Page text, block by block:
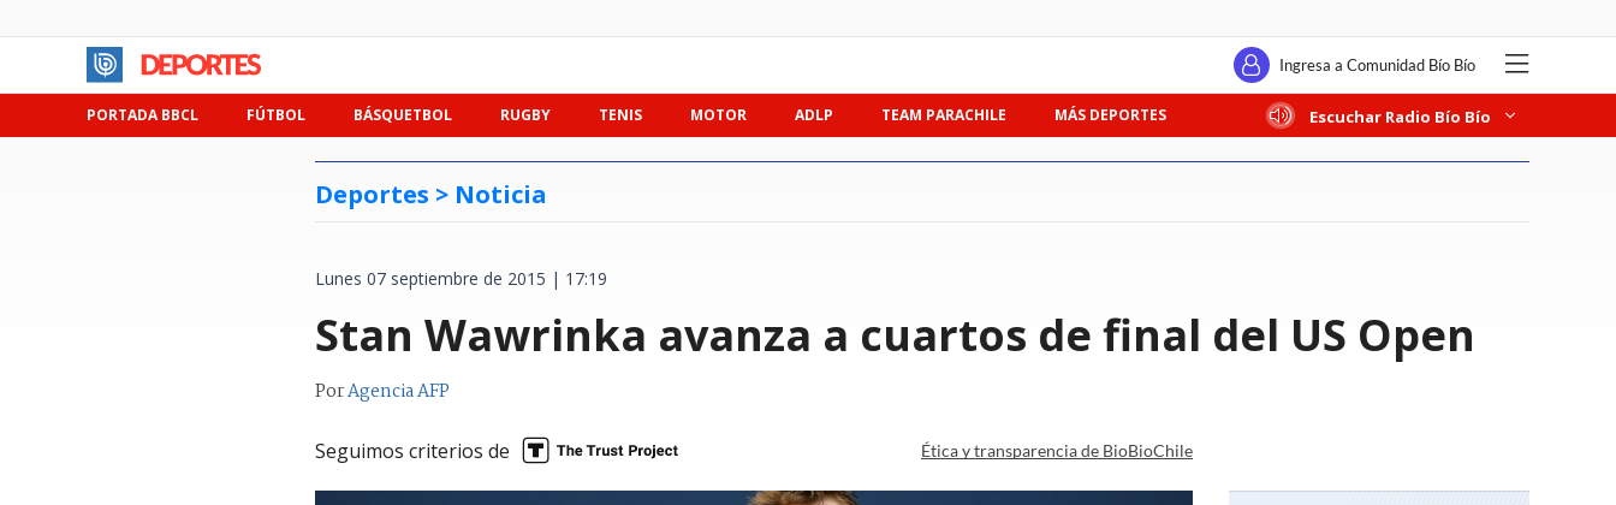
Ingresa a Comunidad Bío Bío
PORTADA BBCL FÚTBOL BÁSQUETBOL RUGBY TENIS MOTOR ADLP TEAM PARACHILE MÁS DEPORTES Escuchar Radio Bío Bío
Deportes > Noticia
Lunes 07 septiembre de 2015 | 17:19
Stan Wawrinka avanza a cuartos de final del US Open
PorAgencia AFP
Seguimos criterios de Ética y transparencia de BioBioChile